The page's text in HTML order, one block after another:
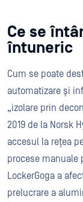
Ce se
întuneric
Cum se poate
automatizare și
„izolare prin
2019 de la Norsk
accesul la rețea
procese manuale
LockerGoga a
prelucrare a